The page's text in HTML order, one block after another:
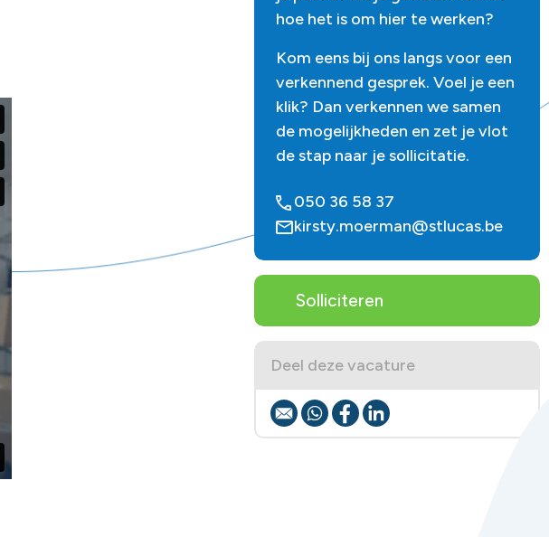
hoe het is om hier te werken?
Kom eens bij ons langs voor een
verkennend gesprek. Voel je een
klik? Dan verkennen we samen
de mogelijkheden en zet je vlot
de stap naar je sollicitatie.
050 36 58 37
kirsty.moerman@stlucas.be
Solliciteren
Deel deze vacature